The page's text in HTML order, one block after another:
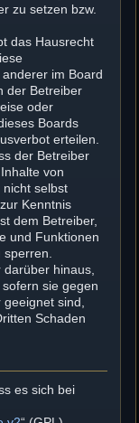
zu setzen bzw.
das Hausrecht
im Board
der Betreiber
oder
Boards
erteilen.
der Betreiber
von
selbst
Kenntnis
dem Betreiber,
und Funktionen
hinaus,
sie gegen
sind,
Schaden
es sich bei